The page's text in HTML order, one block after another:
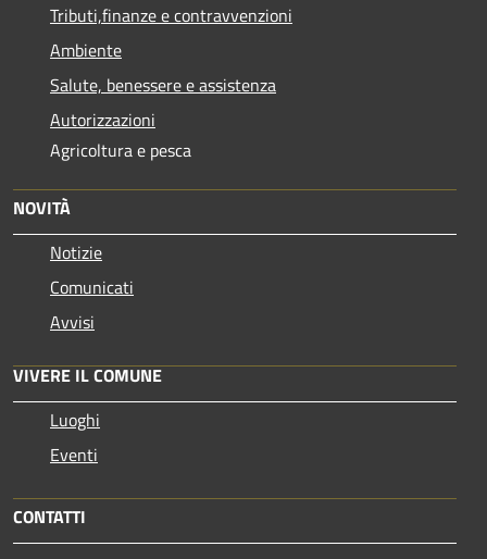
Tributi,finanze e contravvenzioni
Ambiente
Salute, benessere e assistenza
Autorizzazioni
Agricoltura e pesca
NOVITÀ
Notizie
Comunicati
Avvisi
VIVERE IL COMUNE
Luoghi
Eventi
CONTATTI